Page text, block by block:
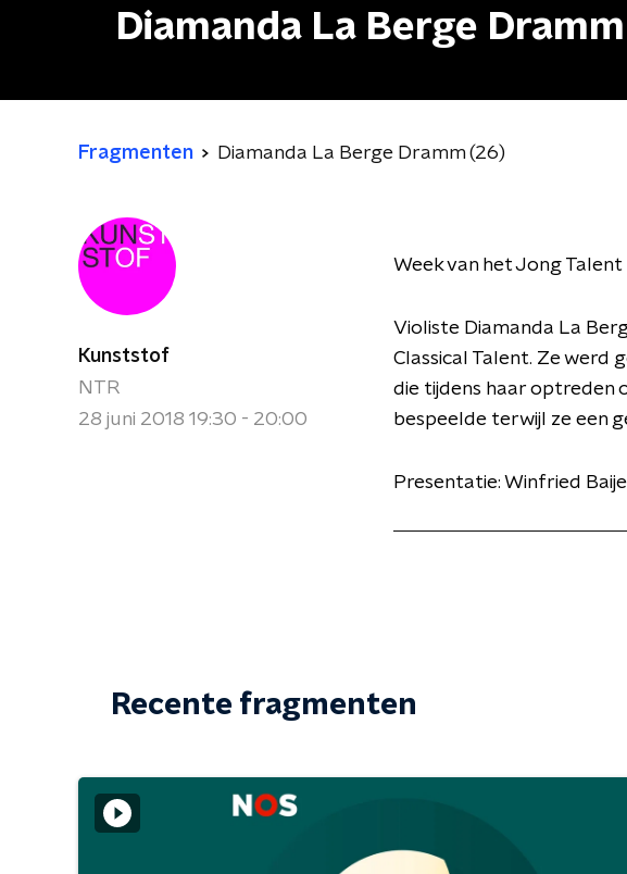
Diamanda La Berge
Fragmenten Diamanda La Berge Dramm (26)
Kunststof
NTR
28 juni 2018 19:30 - 20:00
Week van het Jong Talent
Violiste Diamanda La
Classical Talent. Ze werd
die tijdens haar
bespeelde terwijl ze een
Presentatie: Winfried
Recente fragmenten